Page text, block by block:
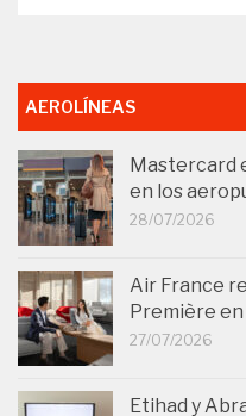
AEROLÍNEAS
Mastercard
en los
28/07/2026
Air France
Première en
27/07/2026
Etihad y